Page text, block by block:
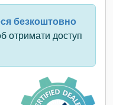
безкоштовно
отримати доступ